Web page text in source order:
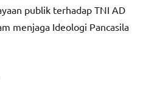
publik terhadap TNI AD
menjaga Ideologi Pancasila